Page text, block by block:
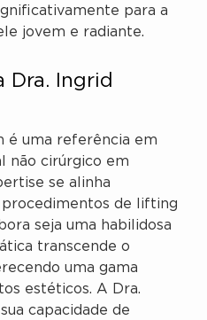
para a
jovem e radiante.
Dra. Ingrid
é uma referência em
não cirúrgico em
se alinha
de lifting
seja uma habilidosa
transcende o
uma gama
estéticos. A Dra.
capacidade de